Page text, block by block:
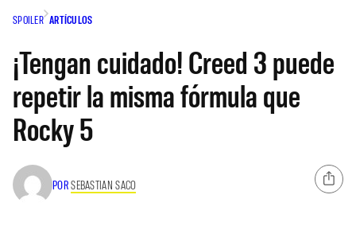
SPOILER ARTÍCULOS
¡Tengan cuidado! Creed 3 puede
repetir la misma fórmula que
Rocky 5
PORSEBASTIAN SACO